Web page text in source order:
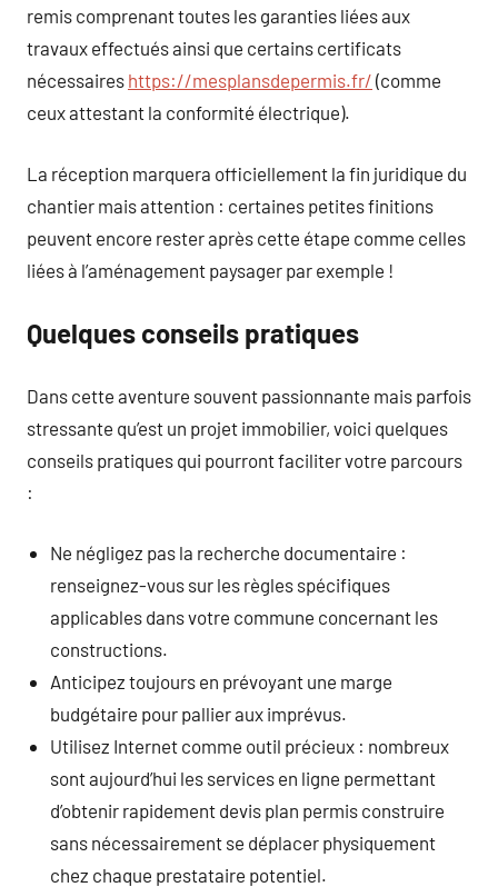
remis comprenant toutes les garanties liées aux
travaux effectués ainsi que certains certificats
nécessaires https://mesplansdepermis.fr/ (comme
ceux attestant la conformité électrique).
La réception marquera officiellement la fin juridique du
chantier mais attention : certaines petites finitions
peuvent encore rester après cette étape comme celles
liées à l’aménagement paysager par exemple !
Quelques conseils pratiques
Dans cette aventure souvent passionnante mais parfois
stressante qu’est un projet immobilier, voici quelques
conseils pratiques qui pourront faciliter votre parcours
:
Ne négligez pas la recherche documentaire :
renseignez-vous sur les règles spécifiques
applicables dans votre commune concernant les
constructions.
Anticipez toujours en prévoyant une marge
budgétaire pour pallier aux imprévus.
Utilisez Internet comme outil précieux : nombreux
sont aujourd’hui les services en ligne permettant
d’obtenir rapidement devis plan permis construire
sans nécessairement se déplacer physiquement
chez chaque prestataire potentiel.